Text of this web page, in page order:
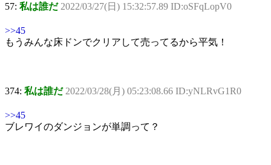
57: 私は誰だ 2022/03/27(日) 15:32:57.89 ID:oSFqLopV0
>>45
もうみんな床ドンでクリアして売ってるから平気！
374: 私は誰だ 2022/03/28(月) 05:23:08.66 ID:yNLRvG1R0
>>45
ブレワイのダンジョンが単調って？